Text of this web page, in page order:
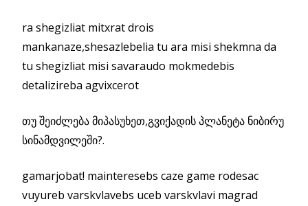
ra shegizliat mitxrat drois
mankanaze,shesazlebelia tu ara misi shekmna da
tu shegizliat misi savaraudo mokmedebis
detalizireba agvixcerot
თუ შეიძლება მიპასუხეთ,გვიქადის პლანეტა ნიბირუ
სინამდვილეში?.
gamarjobat! mainteresebs caze game rodesac
vuyureb varskvlavebs uceb varskvlavi magrad